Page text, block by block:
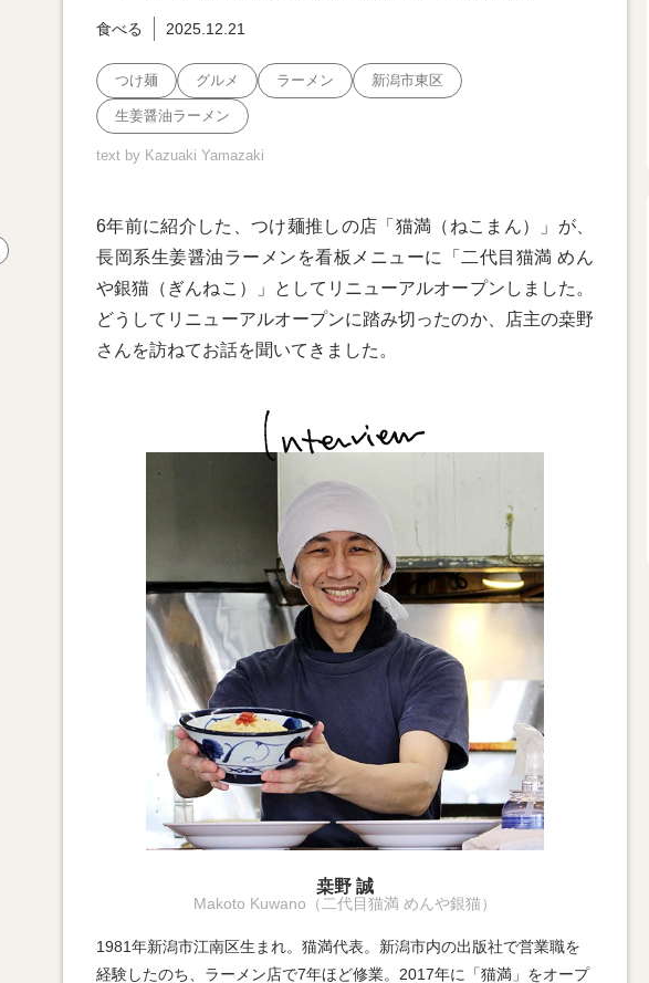
食べる 2025.12.21
つけ麺 グルメ ラーメン 新潟市東区
生姜醤油ラーメン
text by Kazuaki Yamazaki
6年前に紹介した、つけ麺推しの店「猫満（ねこまん）」が、
長岡系生姜醤油ラーメンを看板メニューに「二代目猫満 めん
や銀猫（ぎんねこ）」としてリニューアルオープンしました。
どうしてリニューアルオープンに踏み切ったのか、店主の桒野
さんを訪ねてお話を聞いてきました。
桒野 誠
Makoto Kuwano（二代目猫満 めんや銀猫）
1981年新潟市江南区生まれ。猫満代表。新潟市内の出版社で営業職を
経験したのち、ラーメン店で7年ほど修業。2017年に「猫満」をオープ